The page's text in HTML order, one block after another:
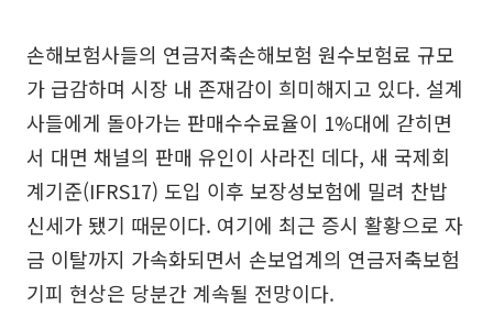
손해보험사들의 연금저축손해보험 원수보험료 규모
가 급감하며 시장 내 존재감이 희미해지고 있다. 설계
사들에게 돌아가는 판매수수료율이 1%대에 갇히면
서 대면 채널의 판매 유인이 사라진 데다, 새 국제회
계기준(IFRS17) 도입 이후 보장성보험에 밀려 찬밥
신세가 됐기 때문이다. 여기에 최근 증시 활황으로 자
금 이탈까지 가속화되면서 손보업계의 연금저축보험
기피 현상은 당분간 계속될 전망이다.